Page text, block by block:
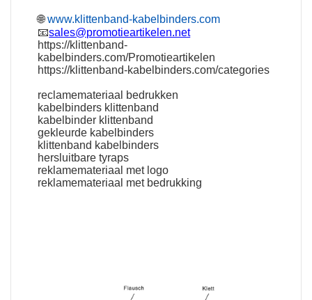
🌐www.klittenband-kabelbinders.com
📧sales@promotieartikelen.net
https://klittenband-
kabelbinders.com/Promotieartikelen
https://klittenband-kabelbinders.com/categories
reclamemateriaal bedrukken
kabelbinders klittenband
kabelbinder klittenband
gekleurde kabelbinders
klittenband kabelbinders
hersluitbare tyraps
reklamemateriaal met logo
reklamemateriaal met bedrukking